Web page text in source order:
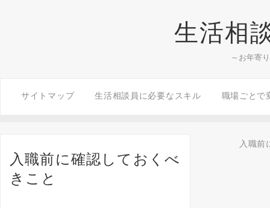
生活相
～お年寄
サイトマップ 生活相談員に必要なスキル 職場ごとで
入職前
入職前に確認しておくべ
きこと